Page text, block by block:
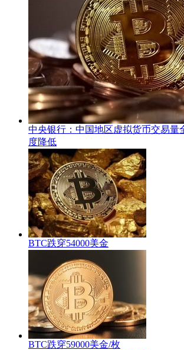
中央银行：中国地区虚拟货币交易量
度降低
BTC跌穿54000美金
BTC跌穿59000美金/枚